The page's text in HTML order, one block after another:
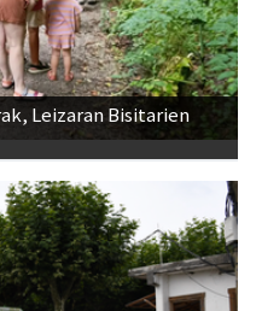
Leizaran Bisitarien